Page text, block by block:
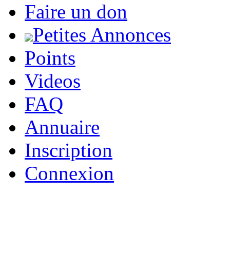
Faire un don
Petites Annonces
Points
Videos
FAQ
Annuaire
Inscription
Connexion